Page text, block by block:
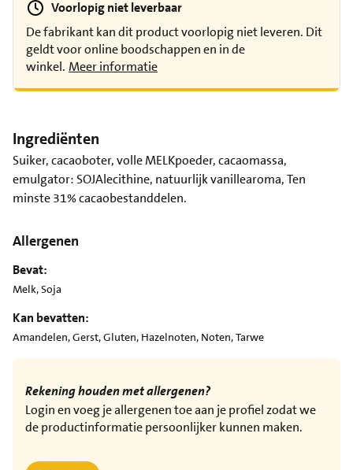
Voorlopig niet leverbaar
De fabrikant kan dit product voorlopig niet leveren. Dit
geldt voor online boodschappen en in de
winkel. Meer informatie
Ingrediënten
Suiker, cacaoboter, volle MELKpoeder, cacaomassa,
emulgator: SOJAlecithine, natuurlijk vanillearoma, Ten
minste 31% cacaobestanddelen.
Allergenen
Bevat:
Melk, Soja
Kan bevatten:
Amandelen, Gerst, Gluten, Hazelnoten, Noten, Tarwe
Rekening houden met allergenen?
Login en voeg je allergenen toe aan je profiel zodat we
de productinformatie persoonlijker kunnen maken.